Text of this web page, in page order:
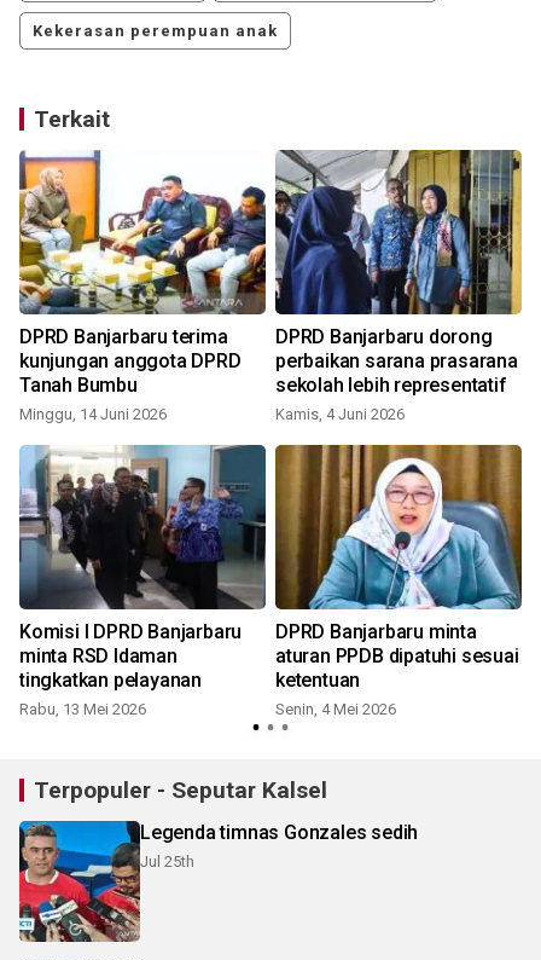
Kekerasan perempuan anak
Terkait
DPRD Banjarbaru terima
kunjungan anggota DPRD
Tanah Bumbu
Minggu, 14 Juni 2026
DPRD Banjarbaru dorong
perbaikan sarana prasarana
sekolah lebih representatif
Kamis, 4 Juni 2026
Komisi I DPRD Banjarbaru
minta RSD Idaman
tingkatkan pelayanan
Rabu, 13 Mei 2026
DPRD Banjarbaru minta
aturan PPDB dipatuhi sesuai
ketentuan
Senin, 4 Mei 2026
Terpopuler - Seputar Kalsel
Legenda timnas Gonzales sedih
Jul 25th